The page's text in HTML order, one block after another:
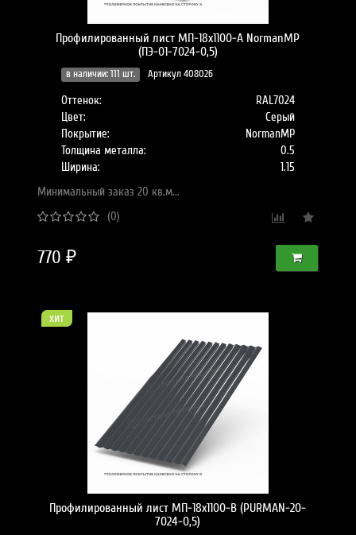
Профилированный лист МП-18x1100-A NormanMP
(ПЭ-01-7024-0,5)
в наличии: 111 шт. Артикул 408026
Оттенок:
RAL7024
Цвет:
Серый
Покрытие:
NormanMP
Толщина металла:
0.5
Ширина:
1.15
Минимальный заказ 20 кв.м...
(0)
770 ₽
хит
Профилированный лист МП-18x1100-B (PURMAN-20-
7024-0,5)